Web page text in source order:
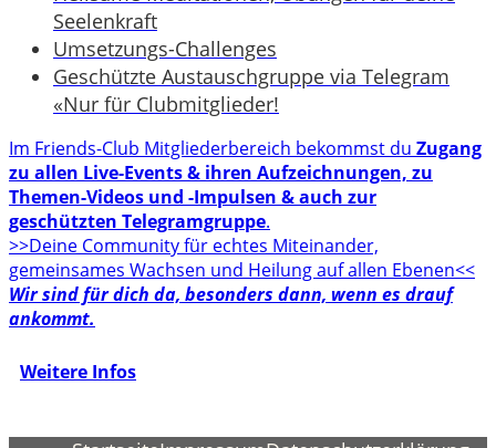
Seelenkraft
Umsetzungs-Challenges
Geschützte Austauschgruppe via Telegram
«Nur für Clubmitglieder!
Im Friends-Club Mitgliederbereich bekommst du Zugang
zu allen Live-Events & ihren Aufzeichnungen, zu
Themen-Videos und -Impulsen & auch zur
geschützten Telegramgruppe.
>>Deine Community für echtes Miteinander,
gemeinsames Wachsen und Heilung auf allen Ebenen<<
Wir sind für dich da, besonders dann, wenn es drauf
ankommt.
Weitere Infos